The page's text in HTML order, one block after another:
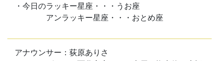
・今日のラッキー星座・・・うお座
アンラッキー星座・・・おとめ座
アナウンサー：荻原ありさ